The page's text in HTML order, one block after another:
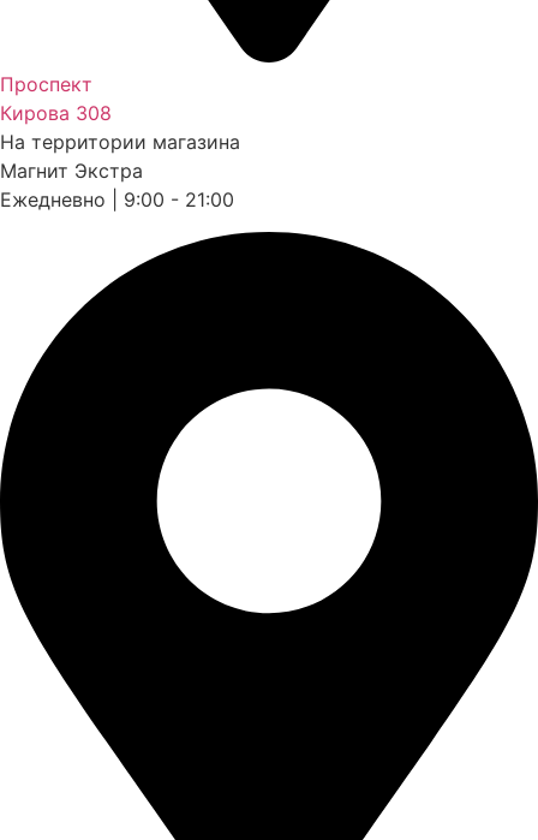
Проспект
Кирова 308
На территории магазина
Магнит Экстра
Ежедневно | 9:00 - 21:00